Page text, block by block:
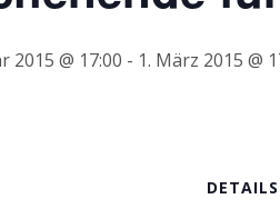
2015 @ 17:00 - 1. März 2015 @
DETAILS